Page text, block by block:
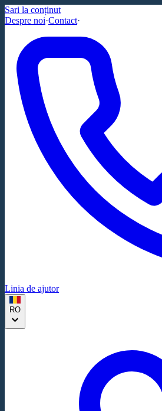
Sari la conținut
Despre noi·Contact·
Linia de ajutor
RO